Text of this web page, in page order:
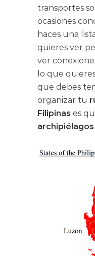
transportes
ocasiones
haces una
quieres ver
ver
lo que
que debes
organizar tu
Filipinas es
archipiélagos